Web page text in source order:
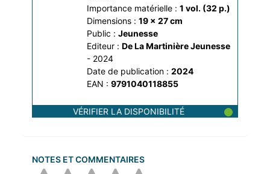
Importance matérielle : 1 vol. (32 p.)
Dimensions : 19 x 27 cm
Public : Jeunesse
Editeur : De La Martinière Jeunesse
- 2024
Date de publication : 2024
EAN : 9791040118855
VÉRIFIER LA DISPONIBILITÉ
NOTES ET COMMENTAIRES